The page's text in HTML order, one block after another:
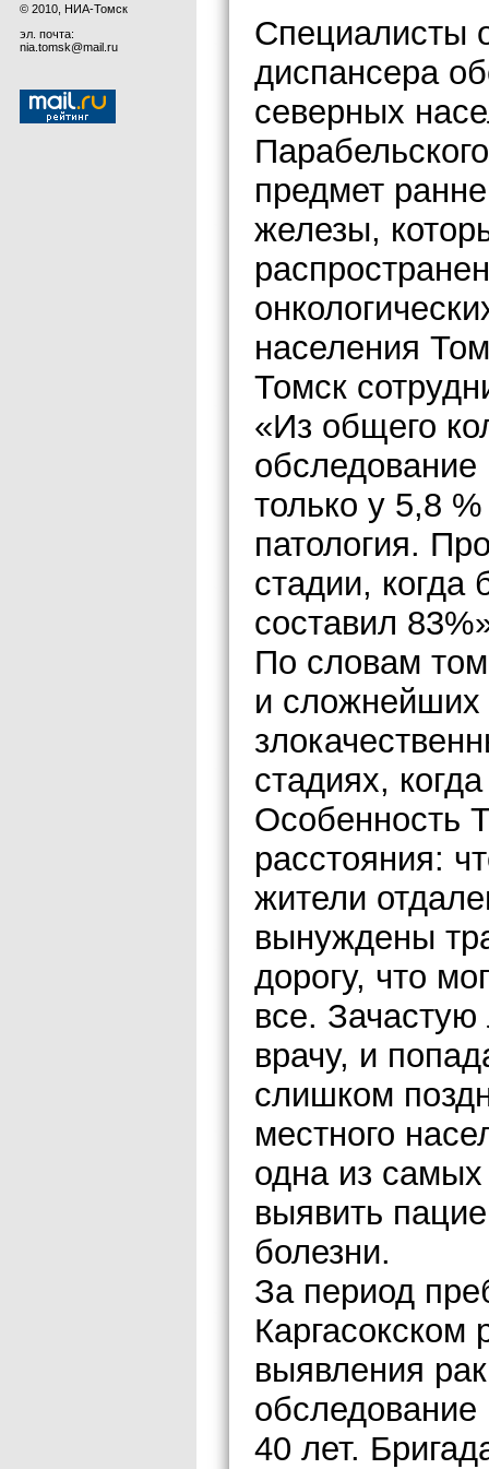
© 2010, НИА-Томск
эл. почта:
nia.tomsk@mail.ru
Специалисты
диспансера
северных
предмет
железы,
населения
Томск
«Из общего
только у 5,8
патология.
стадии, когда
составил
По словам
и сложнейших
стадиях,
Особенность
расстояния:
жители
вынуждены
дорогу, что
все.
врачу, и
слишком
местного
одна из
выявить
болезни.
За период
Каргасокском
выявления
40 лет.